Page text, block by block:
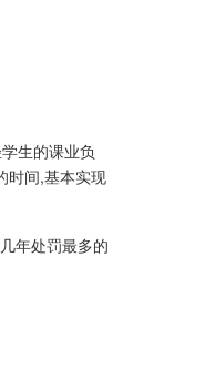
生的课业负
时间,基本实现
年处罚最多的